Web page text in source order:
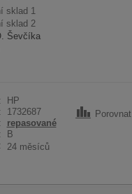
sklad 1
sklad 2
Ševčíka
HP
1732687
repasované
B
24 měsíců
Porovnat